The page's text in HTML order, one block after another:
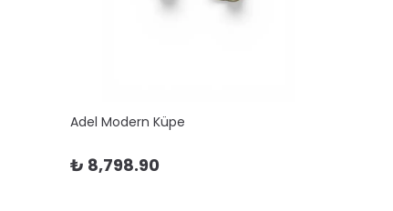
Adel Modern Küpe
₺ 8,798.90